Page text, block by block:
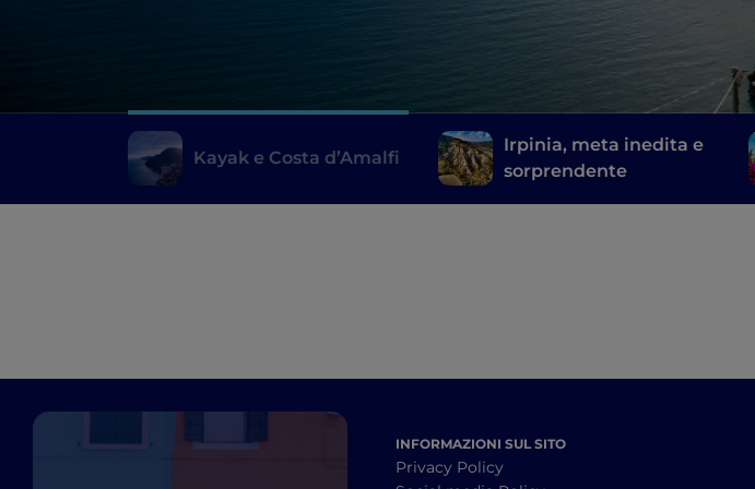
Kayak e Costa d’Amalfi
Irpinia, meta inedita e
sorprendente
INFORMAZIONI SUL SITO
Privacy Policy